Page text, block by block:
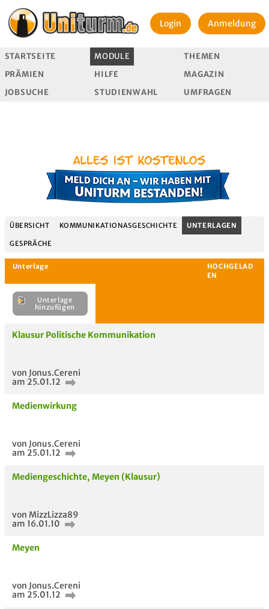
Login Anmeldung
STARTSEITE MODULE
THEMEN
PRÄMIEN
HILFE
MAGAZIN
JOBSUCHE
STUDIENWAHL UMFRAGEN
ÜBERSICHT KOMMUNIKATIONASGESCHICHTE UNTERLAGEN
GESPRÄCHE
Unterlage
Unterlage
hinzufügen
Klausur Politische Kommunikation
von Jonus.Cereni
am 25.01.12
Medienwirkung
von Jonus.Cereni
am 25.01.12
Mediengeschichte, Meyen (Klausur)
von MizzLizza89
am 16.01.10
Meyen
von Jonus.Cereni
am 25.01.12